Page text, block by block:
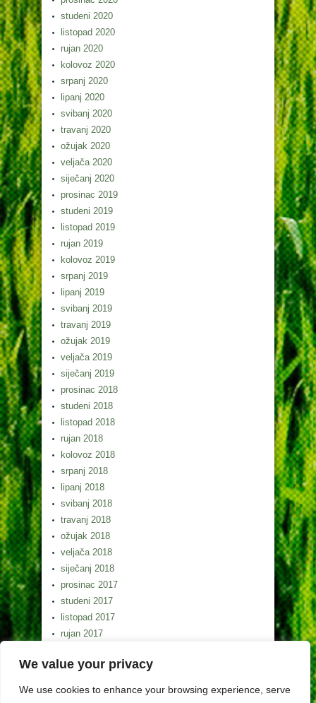
We value your privacy
We use cookies to enhance your browsing experience, serve
studeni 2020
listopad 2020
rujan 2020
kolovoz 2020
srpanj 2020
lipanj 2020
svibanj 2020
travanj 2020
ožujak 2020
veljača 2020
siječanj 2020
prosinac 2019
studeni 2019
listopad 2019
rujan 2019
kolovoz 2019
srpanj 2019
lipanj 2019
svibanj 2019
travanj 2019
ožujak 2019
veljača 2019
siječanj 2019
prosinac 2018
studeni 2018
listopad 2018
rujan 2018
kolovoz 2018
srpanj 2018
lipanj 2018
svibanj 2018
travanj 2018
ožujak 2018
veljača 2018
siječanj 2018
prosinac 2017
studeni 2017
listopad 2017
rujan 2017
srpanj 2017